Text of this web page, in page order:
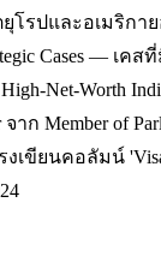
โรปและอเมริกา
Cases — เคสที่
Net-Worth
จาก Member of
เขียนคอลัมน์ 'Visa